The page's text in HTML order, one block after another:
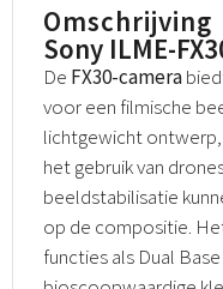
Omschrijving
Sony ILME-
De FX30-camera
voor een filmische
lichtgewicht
het gebruik van
beeldstabilisatie
op de compositie.
functies als Dual